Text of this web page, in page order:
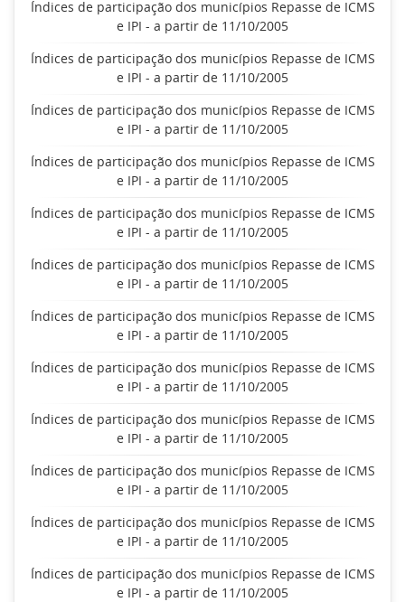
Índices de participação dos municípios Repasse de ICMS
e IPI - a partir de 11/10/2005
Índices de participação dos municípios Repasse de ICMS
e IPI - a partir de 11/10/2005
Índices de participação dos municípios Repasse de ICMS
e IPI - a partir de 11/10/2005
Índices de participação dos municípios Repasse de ICMS
e IPI - a partir de 11/10/2005
Índices de participação dos municípios Repasse de ICMS
e IPI - a partir de 11/10/2005
Índices de participação dos municípios Repasse de ICMS
e IPI - a partir de 11/10/2005
Índices de participação dos municípios Repasse de ICMS
e IPI - a partir de 11/10/2005
Índices de participação dos municípios Repasse de ICMS
e IPI - a partir de 11/10/2005
Índices de participação dos municípios Repasse de ICMS
e IPI - a partir de 11/10/2005
Índices de participação dos municípios Repasse de ICMS
e IPI - a partir de 11/10/2005
Índices de participação dos municípios Repasse de ICMS
e IPI - a partir de 11/10/2005
Índices de participação dos municípios Repasse de ICMS
e IPI - a partir de 11/10/2005